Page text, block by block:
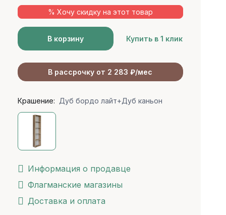
% Хочу скидку на этот товар
В корзину Купить в 1 клик
В рассрочку от 2 283 ₽/мес
Крашение: Дуб бордо лайт+Дуб каньон
Информация о продавце
Флагманские магазины
Доставка и оплата